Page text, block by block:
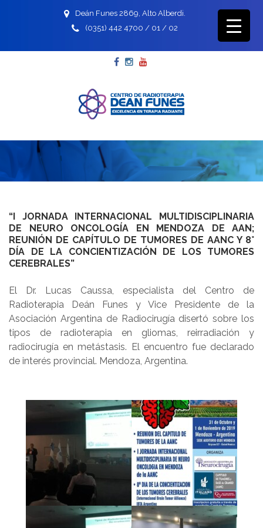
Deán Funes 2869, Alto Alberdi.
(0351) 442 4700 / 01 / 02
Facebook
Instagram
“I JORNADA INTERNACIONAL MULTIDISCIPLINARIA
DE NEURO ONCOLOGÍA EN MENDOZA DE AAN;
REUNIÓN DE CAPÍTULO DE TUMORES DE AANC Y 8°
DÍA DE LA CONCIENTIZACIÓN DE LOS TUMORES
CEREBRALES”
El Dr. Lucas Caussa, especialista del Centro de
Radioterapia Deán Funes y Vice Presidente de la
Asociación Argentina de Radiocirugía disertó sobre los
tipos de radioterapia en gliomas, reirradiación y
radiocirugía en metástasis. El encuentro fue declarado
de interés provincial. Mendoza, Argentina.